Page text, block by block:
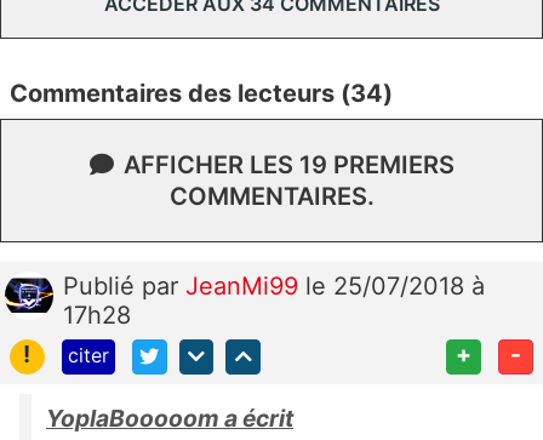
Commentaires des lecteurs (34)
AFFICHER LES 19 PREMIERS
COMMENTAIRES.
Publié par JeanMi99 le 25/07/2018 à
17h28
!
citer + -
YoplaBooooom a écrit